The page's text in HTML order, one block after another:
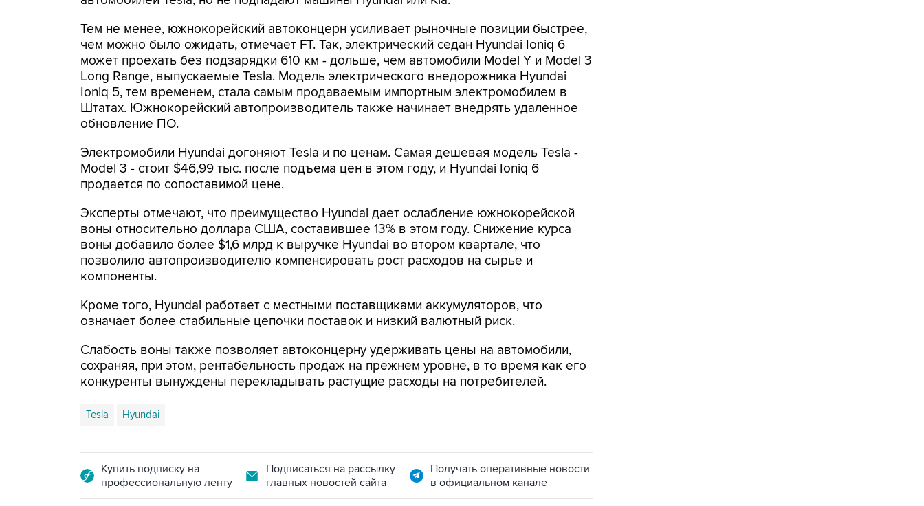
Тем не менее, южнокорейский автоконцерн усиливает рыночные позиции быстрее,
чем можно было ожидать, отмечает FT. Так, электрический седан Hyundai Ioniq 6
может проехать без подзарядки 610 км - дольше, чем автомобили Model Y и Model 3
Long Range, выпускаемые Tesla. Модель электрического внедорожника Hyundai
Ioniq 5, тем временем, стала самым продаваемым импортным электромобилем в
Штатах. Южнокорейский автопроизводитель также начинает внедрять удаленное
обновление ПО.
Электромобили Hyundai догоняют Tesla и по ценам. Самая дешевая модель Tesla -
Model 3 - стоит $46,99 тыс. после подъема цен в этом году, и Hyundai Ioniq 6
продается по сопоставимой цене.
Эксперты отмечают, что преимущество Hyundai дает ослабление южнокорейской
воны относительно доллара США, составившее 13% в этом году. Снижение курса
воны добавило более $1,6 млрд к выручке Hyundai во втором квартале, что
позволило автопроизводителю компенсировать рост расходов на сырье и
компоненты.
Кроме того, Hyundai работает с местными поставщиками аккумуляторов, что
означает более стабильные цепочки поставок и низкий валютный риск.
Слабость воны также позволяет автоконцерну удерживать цены на автомобили,
сохраняя, при этом, рентабельность продаж на прежнем уровне, в то время как его
конкуренты вынуждены перекладывать растущие расходы на потребителей.
Tesla Hyundai
Купить подписку на
профессиональную ленту
Подписаться на рассылку
главных новостей сайта
Получать оперативные новости
в официальном канале